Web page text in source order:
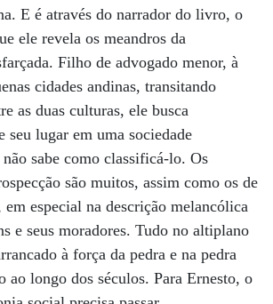
E é através do narrador do livro, o
ele revela os meandros da
Filho de advogado menor, à
cidades andinas, transitando
as duas culturas, ele busca
seu lugar em uma sociedade
sabe como classificá-lo. Os
são muitos, assim como os de
especial na descrição melancólica
e seus moradores. Tudo no altiplano
à força da pedra e na pedra
ao longo dos séculos. Para Ernesto, o